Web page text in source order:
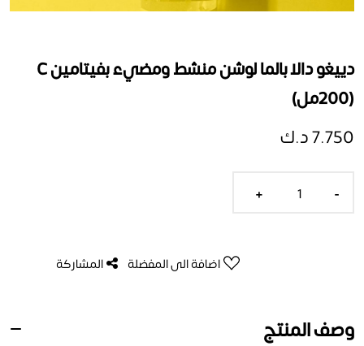
دييغو دالا بالما لوشن منشط ومضيء بفيتامين C
(200مل)
7.750 د.ك
-
+
اضافة الى المفضلة المشاركة
وصف المنتج